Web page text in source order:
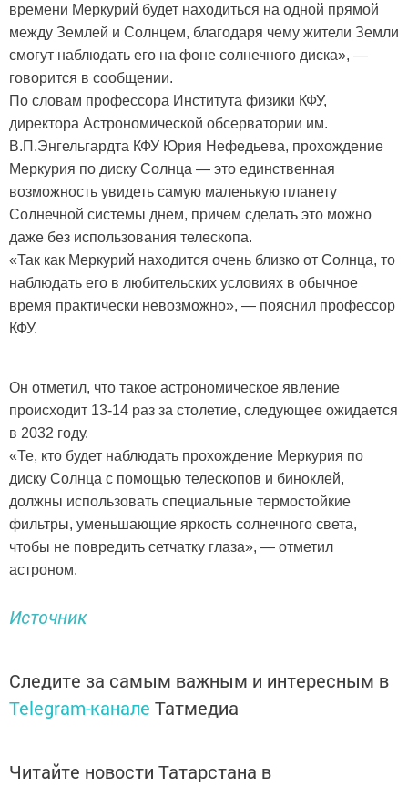
времени Меркурий будет находиться на одной прямой
между Землей и Солнцем, благодаря чему жители Земли
смогут наблюдать его на фоне солнечного диска», —
говорится в сообщении.
По словам профессора Института физики КФУ,
директора Астрономической обсерватории им.
В.П.Энгельгардта КФУ Юрия Нефедьева, прохождение
Меркурия по диску Солнца — это единственная
возможность увидеть самую маленькую планету
Солнечной системы днем, причем сделать это можно
даже без использования телескопа.
«Так как Меркурий находится очень близко от Солнца, то
наблюдать его в любительских условиях в обычное
время практически невозможно», — пояснил профессор
КФУ.
Он отметил, что такое астрономическое явление
происходит 13-14 раз за столетие, следующее ожидается
в 2032 году.
«Те, кто будет наблюдать прохождение Меркурия по
диску Солнца с помощью телескопов и биноклей,
должны использовать специальные термостойкие
фильтры, уменьшающие яркость солнечного света,
чтобы не повредить сетчатку глаза», — отметил
астроном.
Источник
Следите за самым важным и интересным в
Telegram-канале Татмедиа
Читайте новости Татарстана в